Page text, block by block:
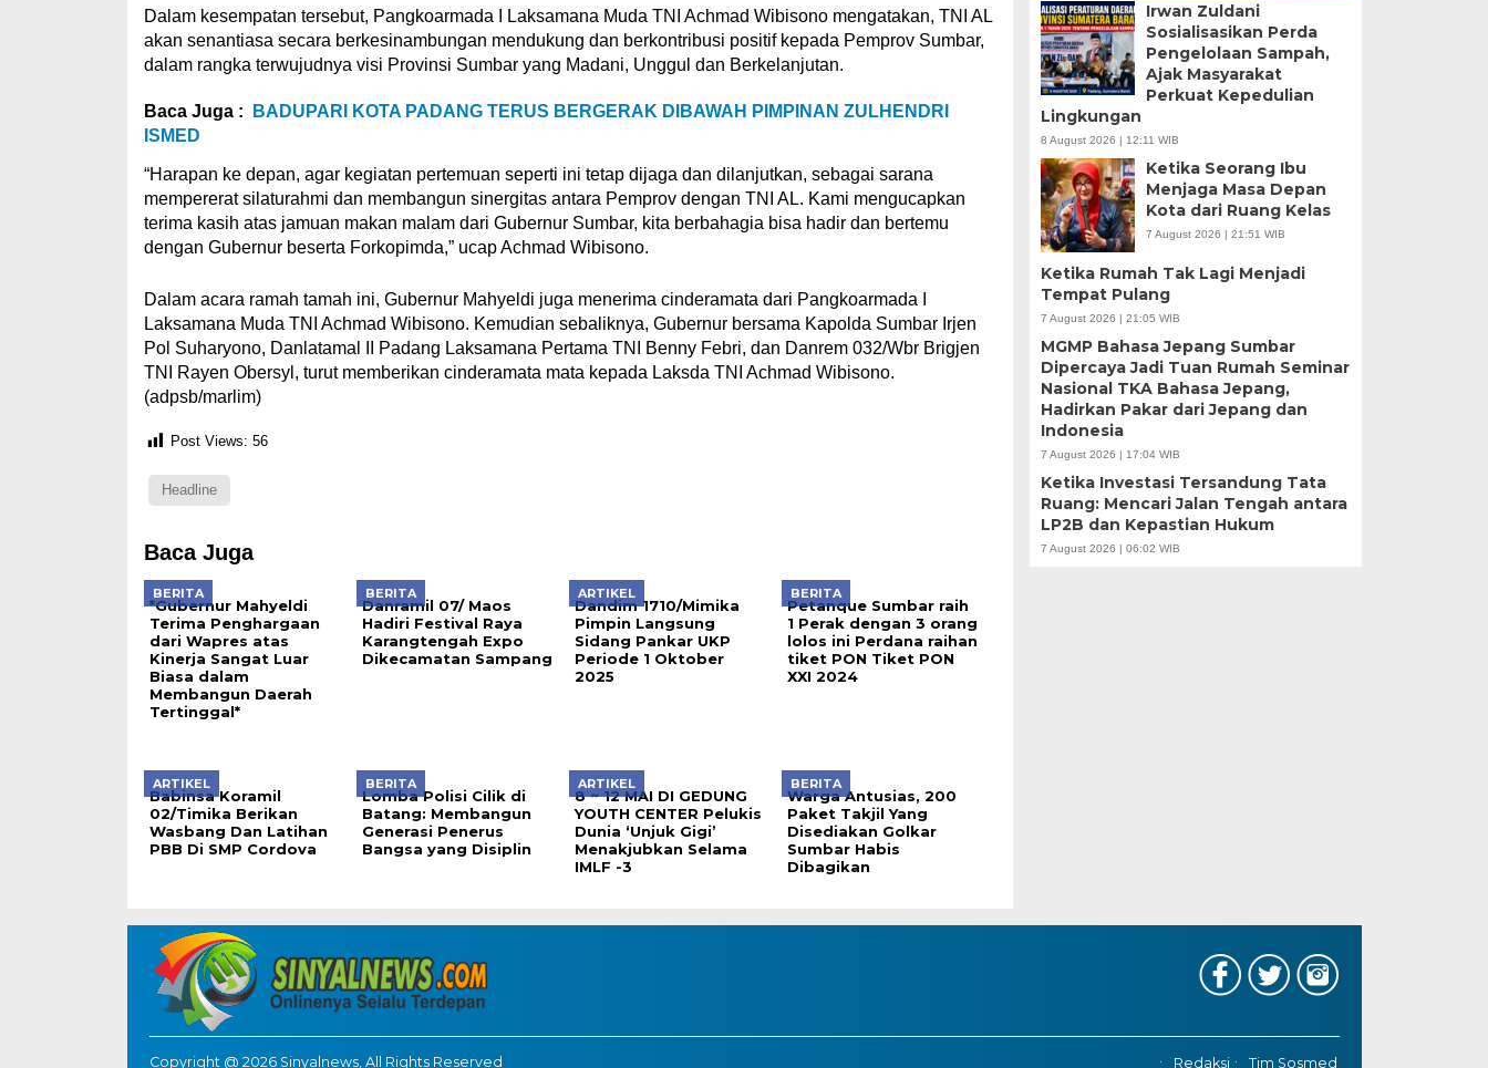
Dalam kesempatan tersebut, Pangkoarmada I Laksamana Muda TNI Achmad Wibisono mengatakan, TNI AL
akan senantiasa secara berkesinambungan mendukung dan berkontribusi positif kepada Pemprov Sumbar,
dalam rangka terwujudnya visi Provinsi Sumbar yang Madani, Unggul dan Berkelanjutan.
Baca Juga :
BADUPARI KOTA PADANG TERUS BERGERAK DIBAWAH PIMPINAN ZULHENDRI
ISMED
“Harapan ke depan, agar kegiatan pertemuan seperti ini tetap dijaga dan dilanjutkan, sebagai sarana
mempererat silaturahmi dan membangun sinergitas antara Pemprov dengan TNI AL. Kami mengucapkan
terima kasih atas jamuan makan malam dari Gubernur Sumbar, kita berbahagia bisa hadir dan bertemu
dengan Gubernur beserta Forkopimda,” ucap Achmad Wibisono.
Dalam acara ramah tamah ini, Gubernur Mahyeldi juga menerima cinderamata dari Pangkoarmada I
Laksamana Muda TNI Achmad Wibisono. Kemudian sebaliknya, Gubernur bersama Kapolda Sumbar Irjen
Pol Suharyono, Danlatamal II Padang Laksamana Pertama TNI Benny Febri, dan Danrem 032/Wbr Brigjen
TNI Rayen Obersyl, turut memberikan cinderamata mata kepada Laksda TNI Achmad Wibisono.
(adpsb/marlim)
Post Views: 56
Headline
Baca Juga
BERITA
*Gubernur Mahyeldi
Terima Penghargaan
dari Wapres atas
Kinerja Sangat Luar
Biasa dalam
Membangun Daerah
Tertinggal*
BERITA
Danramil 07/ Maos
Hadiri Festival Raya
Karangtengah Expo
Dikecamatan Sampang
ARTIKEL
Dandim 1710/Mimika
Pimpin Langsung
Sidang Pankar UKP
Periode 1 Oktober
2025
BERITA
Petanque Sumbar raih
1 Perak dengan 3 orang
lolos ini Perdana raihan
tiket PON Tiket PON
XXI 2024
ARTIKEL
Babinsa Koramil
02/Timika Berikan
Wasbang Dan Latihan
PBB Di SMP Cordova
BERITA
Lomba Polisi Cilik di
Batang: Membangun
Generasi Penerus
Bangsa yang Disiplin
ARTIKEL
8 ~ 12 MAI DI GEDUNG
YOUTH CENTER Pelukis
Dunia ‘Unjuk Gigi’
Menakjubkan Selama
IMLF -3
BERITA
Warga Antusias, 200
Paket Takjil Yang
Disediakan Golkar
Sumbar Habis
Dibagikan
Irwan Zuldani
Sosialisasikan Perda
Pengelolaan Sampah,
Ajak Masyarakat
Perkuat Kepedulian
Lingkungan
8 August 2026 | 12:11 WIB
Ketika Seorang Ibu
Menjaga Masa Depan
Kota dari Ruang Kelas
7 August 2026 | 21:51 WIB
Ketika Rumah Tak Lagi Menjadi
Tempat Pulang
7 August 2026 | 21:05 WIB
MGMP Bahasa Jepang Sumbar
Dipercaya Jadi Tuan Rumah Seminar
Nasional TKA Bahasa Jepang,
Hadirkan Pakar dari Jepang dan
Indonesia
7 August 2026 | 17:04 WIB
Ketika Investasi Tersandung Tata
Ruang: Mencari Jalan Tengah antara
LP2B dan Kepastian Hukum
7 August 2026 | 06:02 WIB
Copyright @ 2026 Sinyalnews, All Rights Reserved Redaksi Tim Sosmed